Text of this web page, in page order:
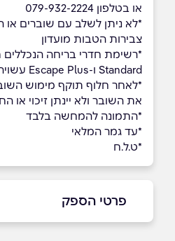
או בטלפון 079-932-2224
*לא ניתן לשלב עם שוברים או
צבירות הטבות מועדון
Standard ו-Escape Plus עשויה להתעדכן ע"י הרשת
*לאחר חלוף תוקף מימוש
את השובר ולא יינתן זיכוי או
*התמונה להמחשה בלבד
*עד גמר המלאי
*ט.ל.ח
פרטי הספק